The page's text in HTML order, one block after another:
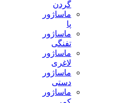
ماساژور
ماساژور
تفنگی
ماساژور
لاغری
ماساژور
دستی
ماساژور